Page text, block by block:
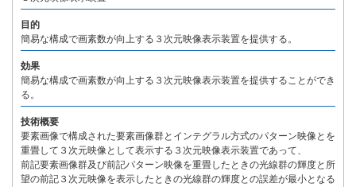
目的
簡易な構成で画素数が向上する３次元映像表示装置を提供する。
効果
簡易な構成で画素数が向上する３次元映像表示装置を提供することができ
る。
技術概要
要素画像で構成された要素画像群とインテグラル方式のパターン映像とを
重畳して３次元映像として表示する３次元映像表示装置であって、
前記要素画像群及び前記パターン映像を重畳したときの光線群の輝度と所
望の前記３次元映像を表示したときの光線群の輝度との誤差が最小となる